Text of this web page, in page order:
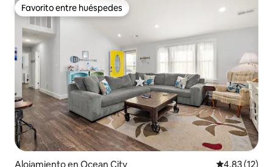
Favorito entre huéspedes
Favorito entre huéspedes
Alojamiento en Ocean City Calificación
4.83 (12)